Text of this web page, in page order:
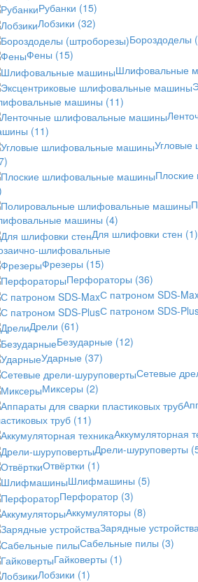
Рубанки (15)
Лобзики (32)
Бороздоделы
Фены (15)
Шлифовальные
машины (11)
(11)
машины (4)
Для шлифовки стен (1)
шлифовальные
Фрезеры (15)
Перфораторы (36)
С патроном SDS-
С патроном SDS-
Дрели (61)
Безударные (12)
Ударные (37)
Сетевые
Миксеры (2)
труб (11)
Аккумуляторная
Дрели-шуруповерты
Отвёртки (1)
Шлифмашины (5)
Перфоратор (3)
Аккумуляторы (8)
Зарядные
Сабельные пилы (3)
Гайковерты (1)
Лобзики (1)